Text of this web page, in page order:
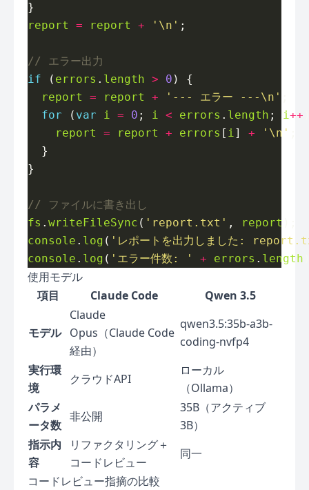
report
= report + '\n'
if ( errors . length > 0
report
= report + '--- エラー ---\n'
for ( var i = 0 ; i < errors . length ; i++
report
= report + errors [ i] + '\n'
fs . writeFileSync ( 'report.txt' , report
console . log ( 'レポートを出力しました:
console . log ( 'エラー件数: ' + errors . length
使用モデル
項目
Claude Code Qwen 3.5
モデル
Claude
Opus（Claude Code
経由）
qwen3.5:35b-a3b-
coding-nvfp4
実行環
境
クラウドAPI
ローカル
（Ollama）
パラメ
ータ数
非公開
35B（アクティブ
3B）
指示内
容
リファクタリング＋
コードレビュー
同一
コードレビュー指摘の比較